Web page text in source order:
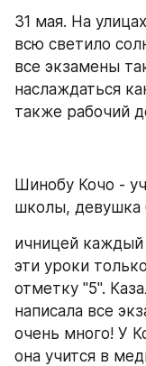
31 мая. На
всю светило
все экзамены
наслаждаться
также рабочий
Шинобу Кочо -
школы, девушка
ичницей каждый
эти уроки
отметку "5".
написала все
очень много! У
она учится в